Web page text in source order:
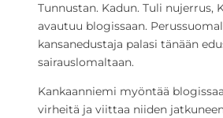
Tunnustan. Kadun. Tuli nujerrus,
avautuu blogissaan.
kansanedustaja palasi tänään
sairauslomaltaan.
Kankaanniemi myöntää
virheitä ja viittaa niiden